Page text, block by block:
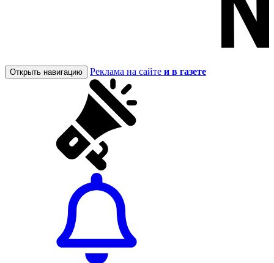
Открыть навигацию Реклама на сайте и в газете